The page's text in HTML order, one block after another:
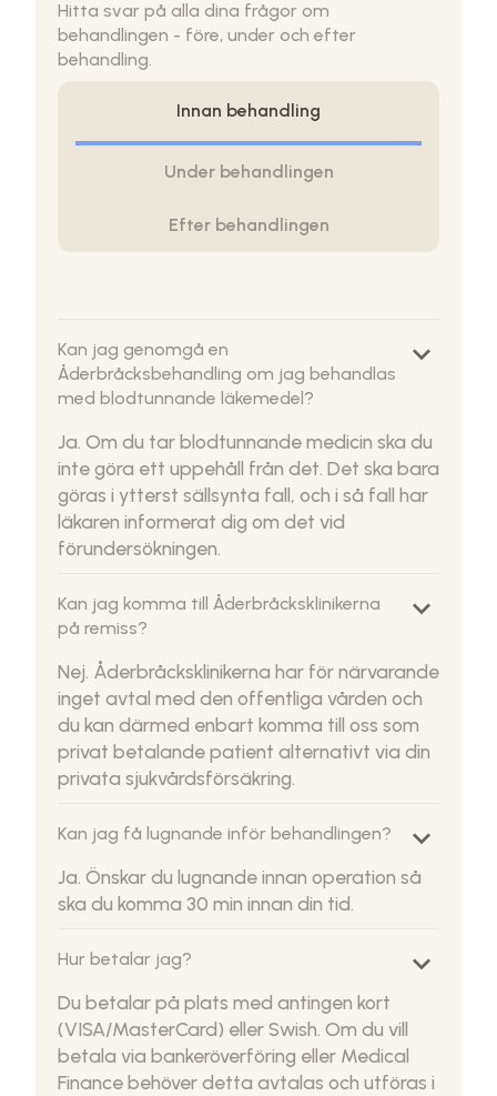
Hitta svar på alla dina frågor om
behandlingen - före, under och efter
behandling.
Innan behandling
Under behandlingen
Efter behandlingen
Kan jag genomgå en
Åderbråcksbehandling om jag behandlas
med blodtunnande läkemedel?
keyboard_arrow_down
Ja. Om du tar blodtunnande medicin ska du
inte göra ett uppehåll från det. Det ska bara
göras i ytterst sällsynta fall, och i så fall har
läkaren informerat dig om det vid
förundersökningen.
Kan jag komma till Åderbråcksklinikerna
på remiss?
keyboard_arrow_down
Nej. Åderbråcksklinikerna har för närvarande
inget avtal med den offentliga vården och
du kan därmed enbart komma till oss som
privat betalande patient alternativt via din
privata sjukvårdsförsäkring.
Kan jag få lugnande inför behandlingen? keyboard_arrow_down
Ja. Önskar du lugnande innan operation så
ska du komma 30 min innan din tid.
Hur betalar jag? keyboard_arrow_down
Du betalar på plats med antingen kort
(VISA/MasterCard) eller Swish. Om du vill
betala via bankeröverföring eller Medical
Finance behöver detta avtalas och utföras i